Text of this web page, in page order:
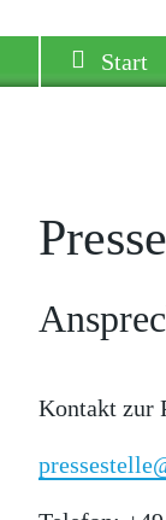
Presse
Kontakt zur
Start